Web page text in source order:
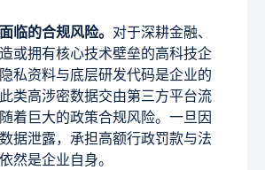
临的合规风险。 对于深耕金融、
或拥有核心技术壁垒的高科技企
私资料与底层研发代码是企业的
类高涉密数据交由第三方平台流
着巨大的政策合规风险。一旦因
据泄露，承担高额行政罚款与法
然是企业自身。